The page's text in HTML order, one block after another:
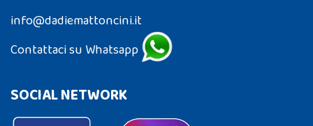
info@dadiemattoncini.it
Contattaci su Whatsapp
SOCIAL NETWORK